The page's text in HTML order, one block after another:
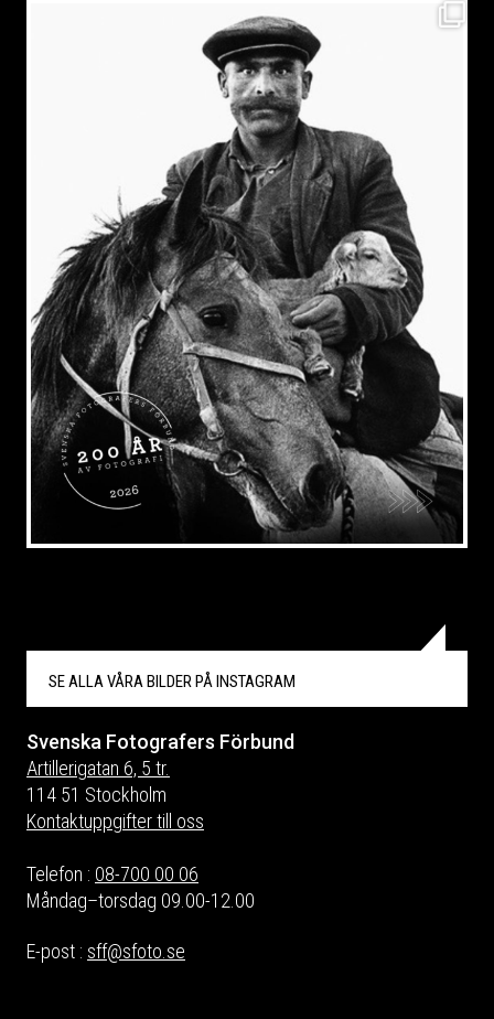
SE ALLA VÅRA BILDER PÅ INSTAGRAM
Svenska Fotografers Förbund
Artillerigatan 6, 5 tr.
114 51 Stockholm
Kontaktuppgifter till oss
Telefon : 08-700 00 06
Måndag–torsdag 09.00-12.00
E-post : sff@sfoto.se